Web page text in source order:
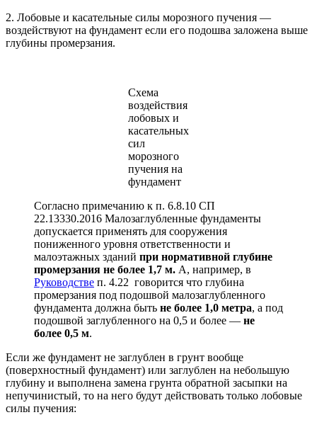
2. Лобовые и касательные силы морозного пучения —
воздействуют на фундамент если его подошва заложена выше
глубины промерзания.
Схема
воздействия
лобовых и
касательных
сил
морозного
пучения на
фундамент
Согласно примечанию к п. 6.8.10 СП
22.13330.2016 Малозаглубленные фундаменты
допускается применять для сооружения
пониженного уровня ответственности и
малоэтажных зданий при нормативной глубине
промерзания не более 1,7 м. А, например, в
Руководстве п. 4.22 говорится что глубина
промерзания под подошвой малозаглубленного
фундамента должна быть не более 1,0 метра, а под
подошвой заглубленного на 0,5 и более — не
более 0,5 м.
Если же фундамент не заглублен в грунт вообще
(поверхностный фундамент) или заглублен на небольшую
глубину и выполнена замена грунта обратной засыпки на
непучинистый, то на него будут действовать только лобовые
силы пучения: